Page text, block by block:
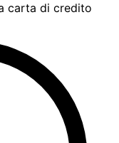
carta di credito